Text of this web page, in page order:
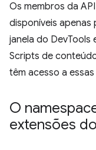
Os membros da API
disponíveis apenas
janela do DevTools
Scripts de
têm acesso a essas
O
extensões